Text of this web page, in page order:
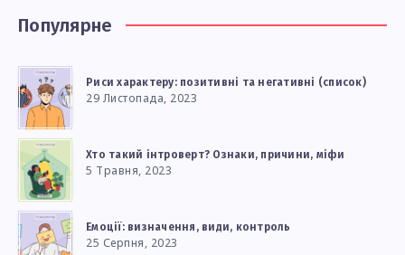
Популярне
Риси характеру: позитивні та негативні (список)
29 Листопада, 2023
Хто такий інтроверт? Ознаки, причини, міфи
5 Травня, 2023
Емоції: визначення, види, контроль
25 Серпня, 2023